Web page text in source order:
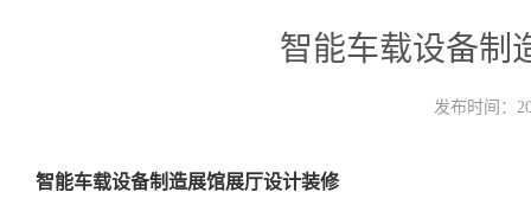
智能车载设备制
发布时间：
智能车载设备制造展馆展厅设计装修